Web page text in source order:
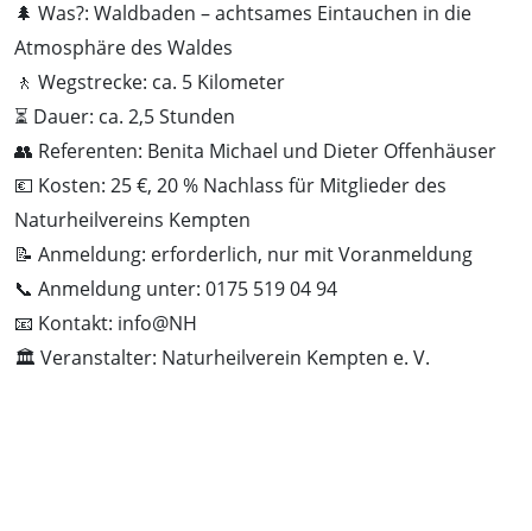
🌲 Was?: Waldbaden – achtsames Eintauchen in die
Atmosphäre des Waldes
🚶 Wegstrecke: ca. 5 Kilometer
⏳ Dauer: ca. 2,5 Stunden
👥 Referenten: Benita Michael und Dieter Offenhäuser
💶 Kosten: 25 €, 20 % Nachlass für Mitglieder des
Naturheilvereins Kempten
📝 Anmeldung: erforderlich, nur mit Voranmeldung
📞 Anmeldung unter: 0175 519 04 94
📧 Kontakt: info@NH
🏛️ Veranstalter: Naturheilverein Kempten e. V.